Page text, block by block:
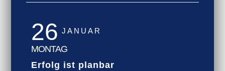
26 JANUAR
MONTAG
Erfolg ist planbar